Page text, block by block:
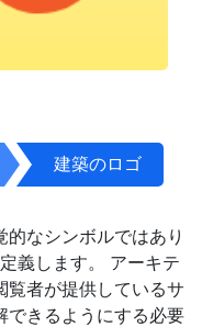
建築のロゴ
なシンボルではあり
義します。 アーキテ
覧者が提供しているサ
できるようにする必要